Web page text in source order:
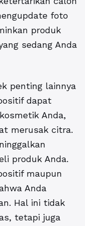
foto
produk
sedang Anda
penting lainnya
dapat
Anda,
merusak citra.
produk Anda.
maupun
Anda
Hal ini tidak
tetapi juga